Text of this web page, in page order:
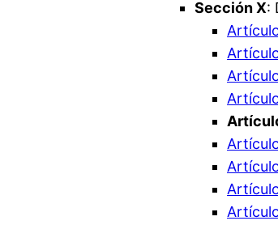
Sección X: